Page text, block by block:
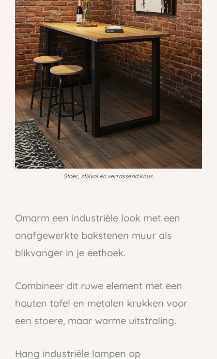
Stoer, stijlvol en verrassend knus.
Omarm een industriële look met een
onafgewerkte bakstenen muur als
blikvanger in je eethoek.
Combineer dit ruwe element met een
houten tafel en metalen krukken voor
een stoere, maar warme uitstraling.
Hang industriële lampen op